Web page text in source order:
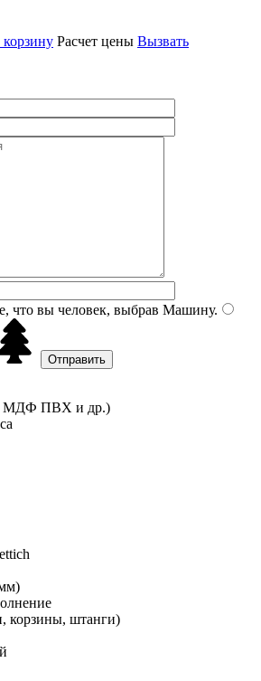
Расчет цены Вызвать
что вы человек, выбрав Машину.
МДФ ПВХ и др.)
корзины, штанги)